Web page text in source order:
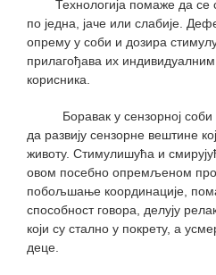
Технологија помаже да се
по једна, јаче или слабије.
опрему у соби и дозира
прилагођава их индивидуалним
корисника.
Боравак у сензорној соби
да развију сензорне вештине
животу. Стимулишућа и
овом посебно опремљеном
побољшање координације,
способност говора, делују
који су стално у покрету, а
деце.